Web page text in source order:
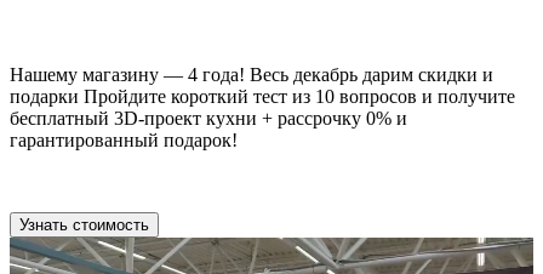
Нашему магазину — 4 года! Весь декабрь дарим скидки и
подарки Пройдите короткий тест из 10 вопросов и получите
бесплатный 3D-проект кухни + рассрочку 0% и
гарантированный подарок!
Узнать стоимость